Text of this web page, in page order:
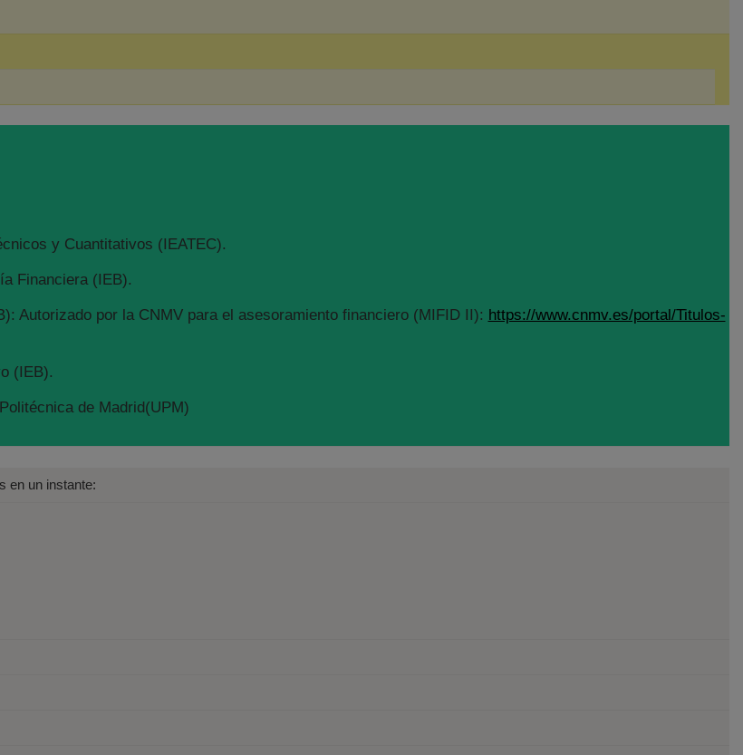
y Cuantitativos (IEATEC).
Financiera (IEB).
Autorizado por la CNMV para el asesoramiento financiero (MIFID II): https://www.cnmv.es/portal/Titulos-
(IEB).
de Madrid(UPM)
en un instante: